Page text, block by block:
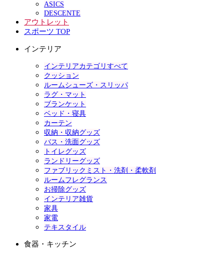
ASICS
DESCENTE
アウトレット
スポーツ TOP
インテリア
インテリアカテゴリすべて
クッション
ルームシューズ・スリッパ
ラグ・マット
ブランケット
ベッド・寝具
カーテン
収納・収納グッズ
バス・洗面グッズ
トイレグッズ
ランドリーグッズ
ファブリックミスト・洗剤・柔軟剤
ルームフレグランス
お掃除グッズ
インテリア雑貨
家具
家電
テキスタイル
食器・キッチン